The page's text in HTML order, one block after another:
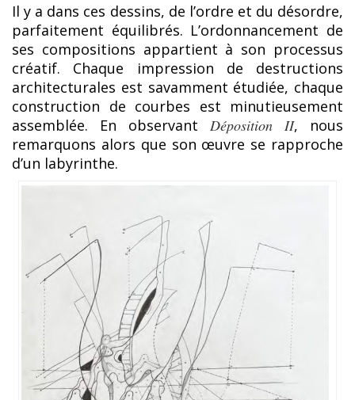
Il y a dans ces dessins, de l’ordre et du désordre,
parfaitement équilibrés. L’ordonnancement de
ses compositions appartient à son processus
créatif. Chaque impression de destructions
architecturales est savamment étudiée, chaque
construction de courbes est minutieusement
assemblée. En observant Déposition II, nous
remarquons alors que son œuvre se rapproche
d’un labyrinthe.